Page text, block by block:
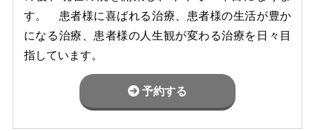
す。 患者様に喜ばれる治療、患者様の生活が豊か
になる治療、患者様の人生観が変わる治療を日々目
指しています。
予約する